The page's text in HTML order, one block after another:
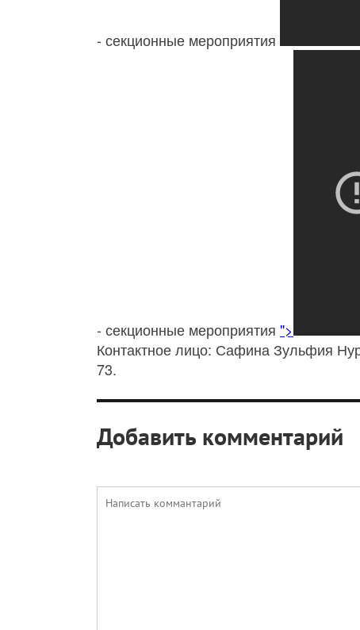
- секционные мероприятия
- секционные мероприятия ">
Контактное лицо: Сафина Зульфия
73.
Добавить комментарий